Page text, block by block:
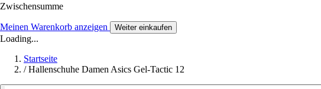
Zwischensumme
Meinen Warenkorb anzeigen Weiter einkaufen
Loading...
Startseite
/ Hallenschuhe Damen Asics Gel-Tactic 12